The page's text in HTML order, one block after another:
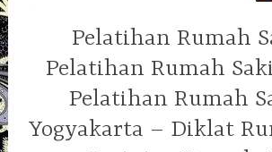
Pelatihan Rumah
Pelatihan Rumah
Pelatihan Rumah
Yogyakarta – Diklat